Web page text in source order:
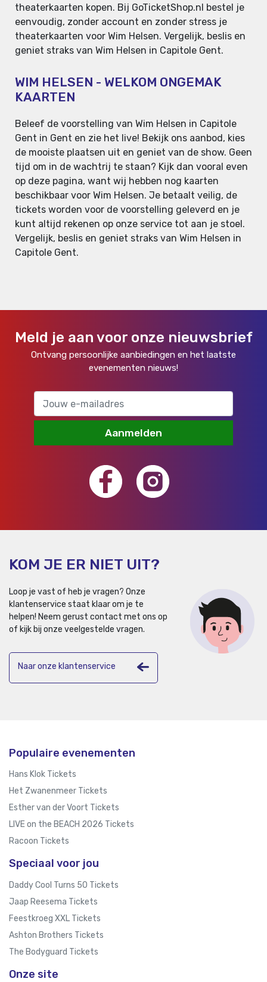
theaterkaarten kopen. Bij GoTicketShop.nl bestel je
eenvoudig, zonder account en zonder stress je
theaterkaarten voor Wim Helsen. Vergelijk, beslis en
geniet straks van Wim Helsen in Capitole Gent.
WIM HELSEN - WELKOM ONGEMAK
KAARTEN
Beleef de voorstelling van Wim Helsen in Capitole
Gent in Gent en zie het live! Bekijk ons aanbod, kies
de mooiste plaatsen uit en geniet van de show. Geen
tijd om in de wachtrij te staan? Kijk dan vooral even
op deze pagina, want wij hebben nog kaarten
beschikbaar voor Wim Helsen. Je betaalt veilig, de
tickets worden voor de voorstelling geleverd en je
kunt altijd rekenen op onze service tot aan je stoel.
Vergelijk, beslis en geniet straks van Wim Helsen in
Capitole Gent.
Meld je aan voor onze nieuwsbrief
Ontvang persoonlijke aanbiedingen en het laatste
evenementen nieuws!
Aanmelden
KOM JE ER NIET UIT?
Loop je vast of heb je vragen? Onze
klantenservice staat klaar om je te
helpen! Neem gerust contact met ons op
of kijk bij onze veelgestelde vragen.
Naar onze klantenservice
Populaire evenementen
Hans Klok Tickets
Het Zwanenmeer Tickets
Esther van der Voort Tickets
LIVE on the BEACH 2026 Tickets
Racoon Tickets
Speciaal voor jou
Daddy Cool Turns 50 Tickets
Jaap Reesema Tickets
Feestkroeg XXL Tickets
Ashton Brothers Tickets
The Bodyguard Tickets
Onze site